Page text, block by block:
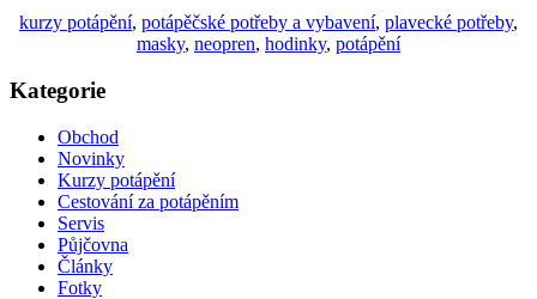
kurzy potápění, potápěčské potřeby a vybavení, plavecké potřeby,
masky, neopren, hodinky, potápění
Kategorie
Obchod
Novinky
Kurzy potápění
Cestování za potápěním
Servis
Půjčovna
Články
Fotky